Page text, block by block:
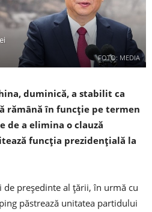
FOTO: MEDIA
duminică, a stabilit ca
rămână în funcție pe termen
de a elimina o clauză
funcția prezidențială la
președinte al țării, în urmă cu
păstrează unitatea partidului